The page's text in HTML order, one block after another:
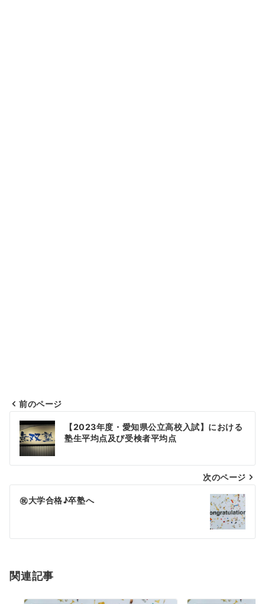
投
稿
ナ
ビ
ゲ
シ
ン
前のページ
【2023年度・愛知県公立高校入試】における
塾生平均点及び受検者平均点
次のページ
㊗大学合格♪卒塾へ
関連記事